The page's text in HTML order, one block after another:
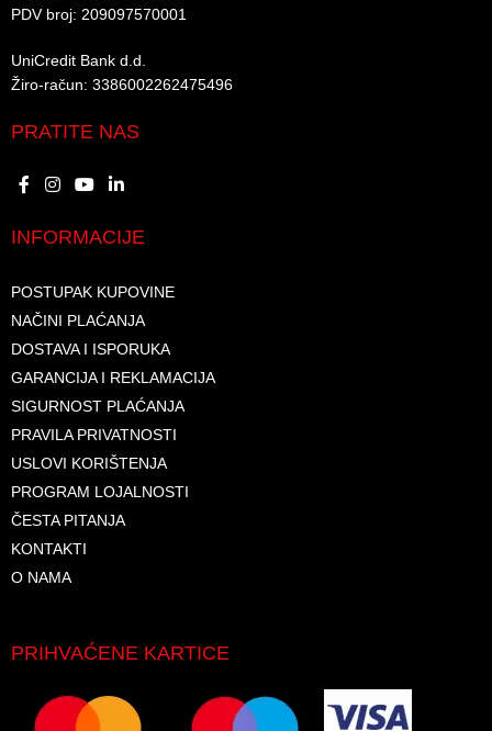
PDV broj: 209097570001 ​
UniCredit Bank d.d.​
Žiro-račun: 3386002262475496​​
PRATITE NAS
INFORMACIJE
POSTUPAK KUPOVINE
NAČINI PLAĆANJA
DOSTAVA I ISPORUKA
GARANCIJA I REKLAMACIJA
SIGURNOST PLAĆANJA
PRAVILA PRIVATNOSTI
USLOVI KORIŠTENJA
PROGRAM LOJALNOSTI
ČESTA PITANJA
KONTAKTI
O NAMA
PRIHVAĆENE KARTICE